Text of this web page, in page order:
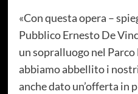
«Con questa opera –
Pubblico Ernesto De
un sopralluogo nel Parco
abbiamo abbellito i
anche dato un’offerta in